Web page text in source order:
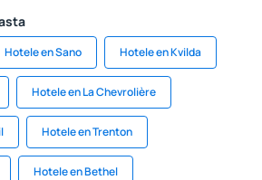
Hotele en Sano Hotele en Kvilda
Hotele en La Chevrolière
Hotele en Trenton
Hotele en Bethel